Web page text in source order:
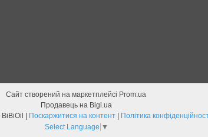
Сайт створений на маркетплейсі Prom.ua
Продавець на Bigl.ua
Поскаржитися на контент
Політика
Select Language ▼